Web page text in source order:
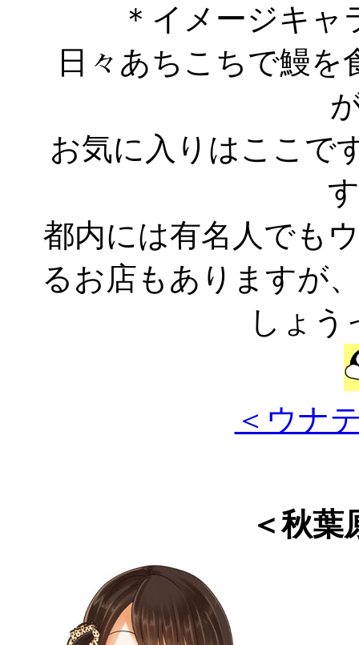
＊イメージキ
日々あちこちで鰻を
お気に入りはここで
都内には有名人でも
るお店もありますが
しょう
＜ウナ
＜秋